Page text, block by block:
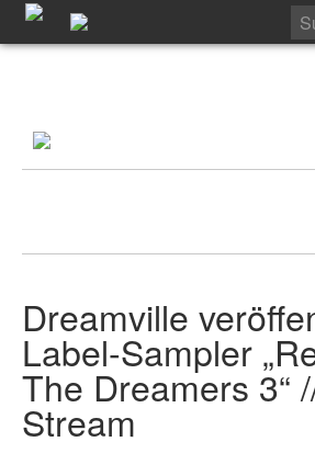
Dreamville
Label-Sampler
The Dreamers 3“
Stream